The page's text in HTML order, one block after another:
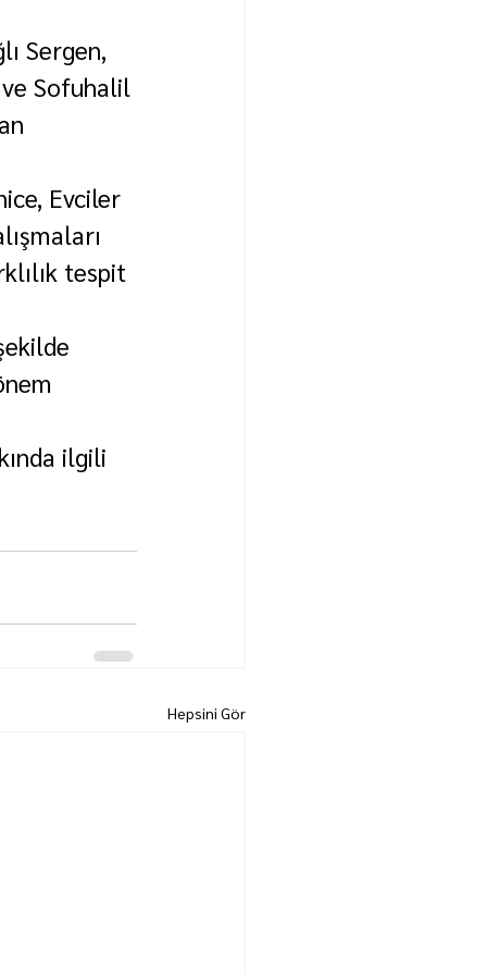
Sergen,
Sofuhalil
Evciler
tespit
ilgili
Hepsini Gör